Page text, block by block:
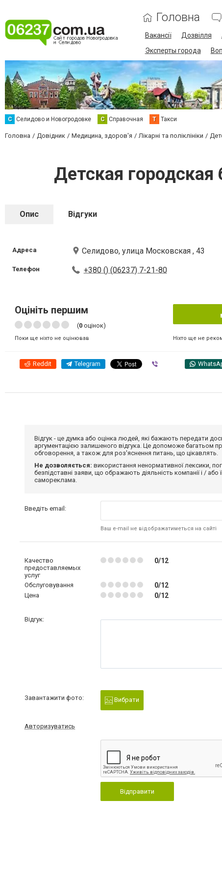
Головна
Вакансії Дозвілля
Эксперты города
С Селидово и Новогродовке С Справочная Т Такси
Головна Довідник Медицина, здоров'я Лікарні та поліклініки
Детская
Опис Відгуки
Адреса Селидово, улица Московская , 43
Телефон +380 () (06237) 7-21-80
Оцініть першим
(0 оцінок)
Поки ще ніхто не оцінював Ніхто ще не
Reddit Telegram
Відгук - це думка або оцінка людей, які бажають передати
аргументацією залишеного відгука. Це допоможе багатьом
обговорення, а також для роз'яснення питань, що цікавлять.
Не дозволяється: використання ненормативної лексики,
безпідставні заяви, що ображають діяльність компанії і /
самореклама.
Введіть email:
Ваш e-mail не відображатиметься на сайті
Качество
предоставляемых
услуг
0/12
Обслуговування 0/12
Цена 0/12
Відгук:
Завантажити фото: Вибрати
Авторизуватись
Відправити